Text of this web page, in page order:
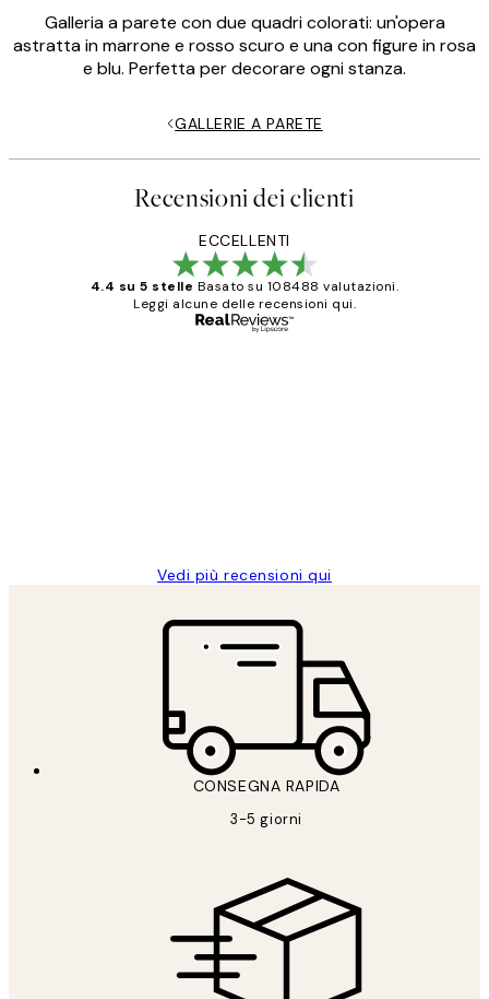
Galleria a parete con due quadri colorati: un'opera
astratta in marrone e rosso scuro e una con figure in rosa
e blu. Perfetta per decorare ogni stanza.
GALLERIE A PARETE
Recensioni dei clienti
ECCELLENTI
4.4 su 5 stelle Basato su 108488 valutazioni.
Leggi alcune delle recensioni qui.
Vedi più recensioni qui
CONSEGNA RAPIDA
3-5 giorni